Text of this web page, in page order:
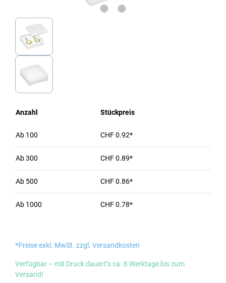
Anzahl Stückpreis
Ab 100 CHF 0.92*
Ab300 CHF 0.89*
Ab 500 CHF 0.86*
Ab 1000 CHF 0.78*
*Preise exkl. MwSt. zzgl. Versandkosten
Verfügbar – mit Druck dauert’s ca. 8 Werktage bis zum
Versand!